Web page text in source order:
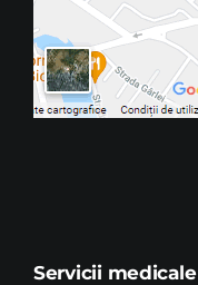
Servicii medicale